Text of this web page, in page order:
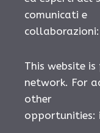
comunicati e
collaborazioni:
This website
network. For
other
opportunities: